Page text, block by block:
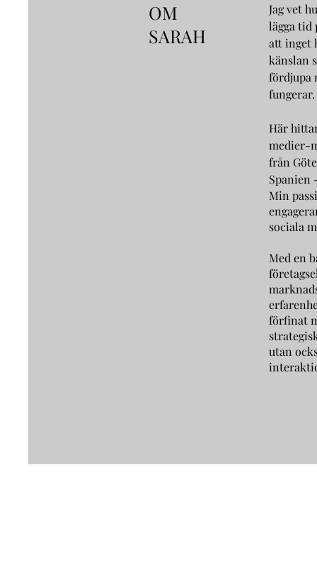
OM
SARAH
Jag vet
lägga tid
att inget
känslan
fördjupa
fungerar.
Här
medier-
från
Spanien
Min
sociala
Med en
förfinat
utan